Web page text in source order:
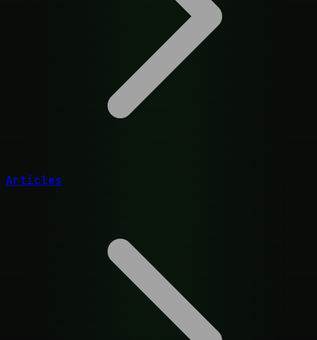
Articles